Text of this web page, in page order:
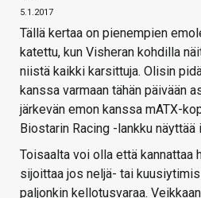
5.1.2017
Tällä kertaa on pienempien
katettu, kun Visheran kohdilla
niistä kaikki karsittuja. Olisin
kanssa varmaan tähän päivään
järkevän emon kanssa mATX-
Biostarin Racing -lankku
Toisaalta voi olla että kannattaa
sijoittaa jos neljä- tai
paljonkin kellotusvaraa.